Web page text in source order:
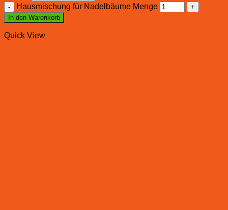
Hausmischung für Nadelbäume Menge
In den Warenkorb
Quick View